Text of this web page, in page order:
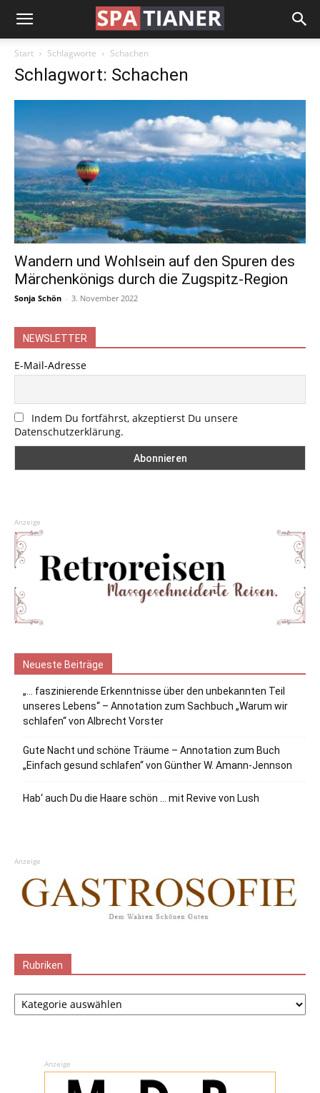
Start Schlagworte Schachen
Schlagwort: Schachen
Wandern und Wohlsein auf den Spuren des
Märchenkönigs durch die Zugspitz-Region
Sonja Schön - 3. November 2022
NEWSLETTER
E-Mail-Adresse
Indem Du fortfährst, akzeptierst Du unsere
Datenschutzerklärung.
Anzeige
Neueste Beiträge
„… faszinierende Erkenntnisse über den unbekannten Teil
unseres Lebens“ – Annotation zum Sachbuch „Warum wir
schlafen“ von Albrecht Vorster
Gute Nacht und schöne Träume – Annotation zum Buch
„Einfach gesund schlafen“ von Günther W. Amann-Jennson
Hab‘ auch Du die Haare schön … mit Revive von Lush
Anzeige
Rubriken
Rubriken
Anzeige